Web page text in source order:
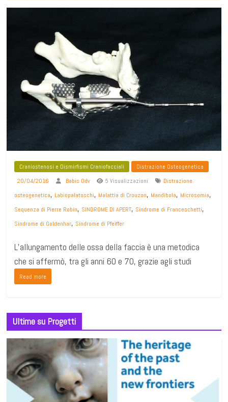
Craniostenosi e Dismirfismi Craniofacciali
Distrazione Osteogenetica
20/04/2016
Babis Odv 5 Visualizzazioni
Distrazione
osteogenetica, Labiopalatoschi, Malattia di Crouzon, Mandibola, Microsomia,
Sequenza di Pierre Robin, SINDROME DI APERT, Sindrome di Franceschetti,
Sindrome di Goldenhar, Sindrome di Pfeiffer
L’allungamento delle ossa della faccia è una metodica
che si affermò, tra gli anni 60 e 70, grazie agli studi
Read more
Ultime su Progetti